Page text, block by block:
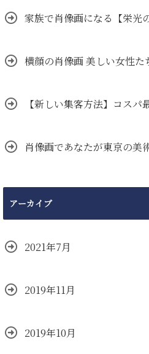
家族で肖像画になる【栄光
横顔の肖像画 美しい女性た
【新しい集客方法】コス
肖像画であなたが東京の美
アーカイブ
2021年7月
2019年11月
2019年10月